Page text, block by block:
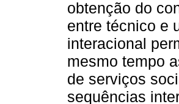
obtenção do
entre técnico e
interacional
mesmo tempo
de serviços
sequências